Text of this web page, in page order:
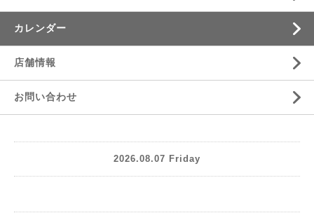
カレンダー
店舗情報
お問い合わせ
2026.08.07 Friday